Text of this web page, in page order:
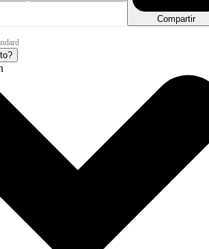
Compartir